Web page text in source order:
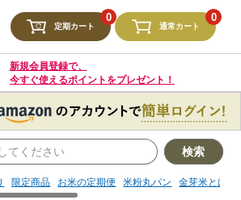
定期カート
0
通常カート
0
新規会員登録で、
今すぐ使えるポイントをプレゼント！
検索
限定商品 お米の定期便 米粉丸パン 金芽米とは
限定商品 お米の定期便 米粉丸パン 金芽米とは